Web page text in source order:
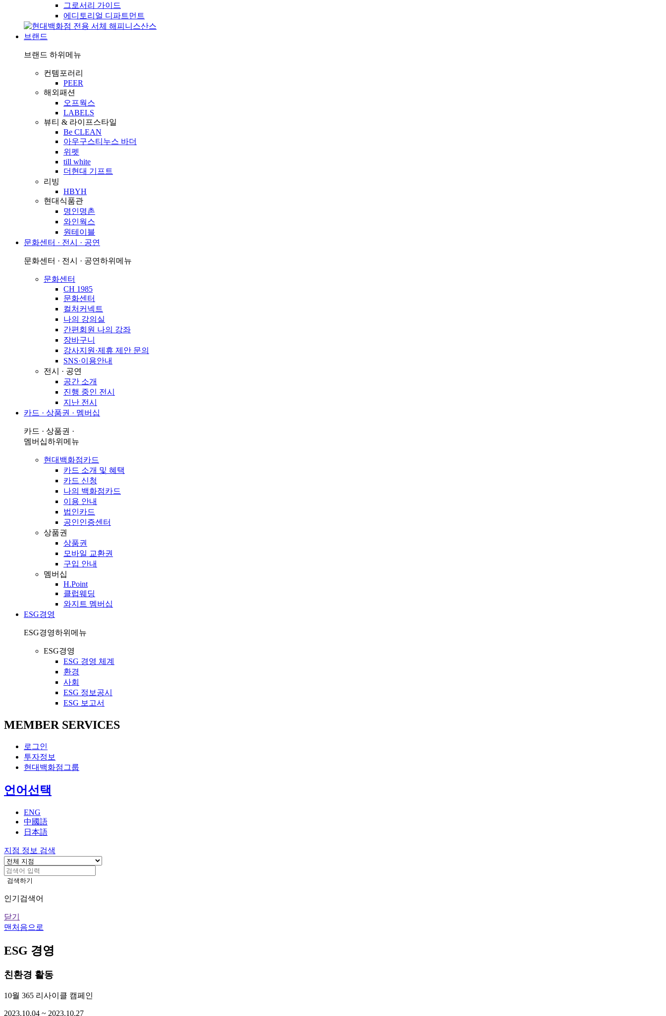
그로서리 가이드
에디토리얼 디파트먼트
브랜드
브랜드 하위메뉴
컨템포러리
PEER
해외패션
오프웍스
LABELS
뷰티 & 라이프스타일
Be CLEAN
아우구스티누스 바더
위펫
till white
더현대 기프트
리빙
HBYH
현대식품관
명인명촌
와인웍스
원테이블
문화센터 · 전시 · 공연
문화센터 · 전시 · 공연하위메뉴
문화센터
CH 1985
문화센터
컬처커넥트
나의 강의실
간편회원 나의 강좌
장바구니
강사지원·제휴 제안 문의
SNS·이용안내
전시 · 공연
공간 소개
진행 중인 전시
지난 전시
카드 · 상품권 · 멤버십
카드 · 상품권 ·
멤버십하위메뉴
현대백화점카드
카드 소개 및 혜택
카드 신청
나의 백화점카드
이용 안내
법인카드
공인인증센터
상품권
상품권
모바일 교환권
구입 안내
멤버십
H.Point
클럽웨딩
와지트 멤버십
ESG경영
ESG경영하위메뉴
ESG경영
ESG 경영 체계
환경
사회
ESG 정보공시
ESG 보고서
MEMBER SERVICES
로그인
투자정보
현대백화점그룹
언어선택
ENG
中國語
日本語
지점 정보 검색
검색하기
인기검색어
닫기
맨처음으로
ESG 경영
친환경 활동
10월 365 리사이클 캠페인
2023.10.04 ~ 2023.10.27